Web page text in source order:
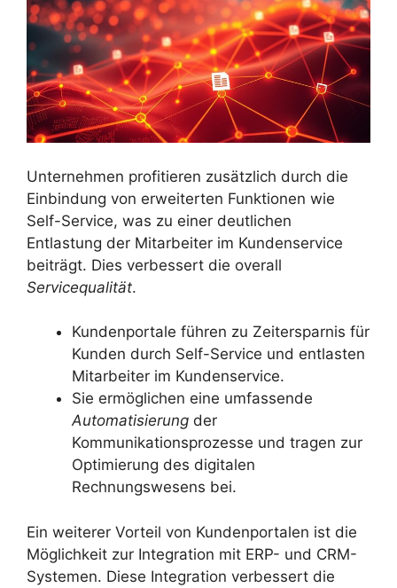
Unternehmen profitieren zusätzlich durch die
Einbindung von erweiterten Funktionen wie
Self-Service, was zu einer deutlichen
Entlastung der Mitarbeiter im Kundenservice
beiträgt. Dies verbessert die overall
Servicequalität.
Kundenportale führen zu Zeitersparnis für
Kunden durch Self-Service und entlasten
Mitarbeiter im Kundenservice.
Sie ermöglichen eine umfassende
Automatisierung der
Kommunikationsprozesse und tragen zur
Optimierung des digitalen
Rechnungswesens bei.
Ein weiterer Vorteil von Kundenportalen ist die
Möglichkeit zur Integration mit ERP- und CRM-
Systemen. Diese Integration verbessert die